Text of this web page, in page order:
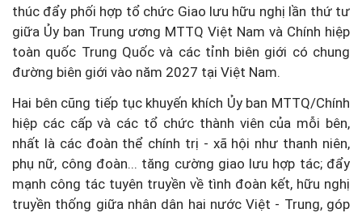
thúc đẩy phối hợp tổ chức Giao lưu hữu nghị lần thứ tư
giữa Ủy ban Trung ương MTTQ Việt Nam và Chính hiệp
toàn quốc Trung Quốc và các tỉnh biên giới có chung
đường biên giới vào năm 2027 tại Việt Nam.
Hai bên cũng tiếp tục khuyến khích Ủy ban MTTQ/Chính
hiệp các cấp và các tổ chức thành viên của mỗi bên,
nhất là các đoàn thể chính trị - xã hội như thanh niên,
phụ nữ, công đoàn... tăng cường giao lưu hợp tác; đẩy
mạnh công tác tuyên truyền về tình đoàn kết, hữu nghị
truyền thống giữa nhân dân hai nước Việt - Trung, góp